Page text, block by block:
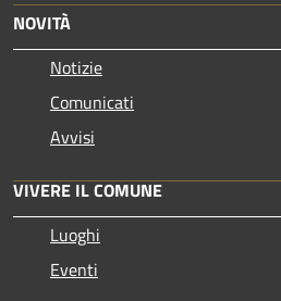
NOVITÀ
Notizie
Comunicati
Avvisi
VIVERE IL COMUNE
Luoghi
Eventi